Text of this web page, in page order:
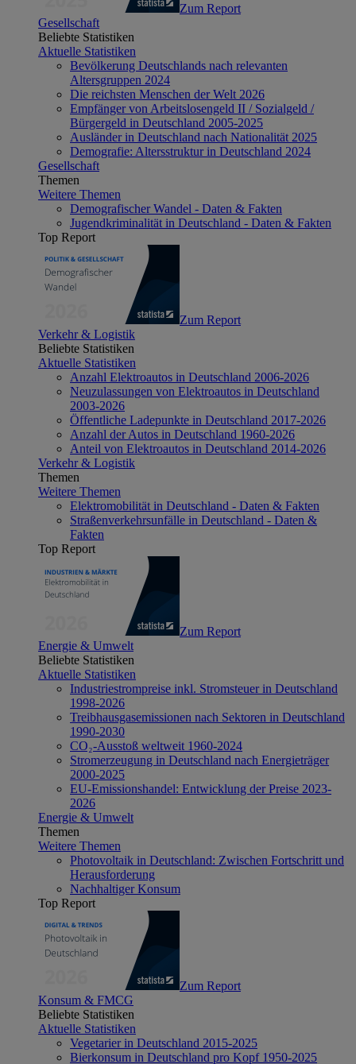
Zum Report
Gesellschaft
Beliebte Statistiken
Aktuelle Statistiken
Bevölkerung Deutschlands nach relevanten
Altersgruppen 2024
Die reichsten Menschen der Welt 2026
Empfänger von Arbeitslosengeld II / Sozialgeld /
Bürgergeld in Deutschland 2005-2025
Ausländer in Deutschland nach Nationalität 2025
Demografie: Altersstruktur in Deutschland 2024
Gesellschaft
Themen
Weitere Themen
Demografischer Wandel - Daten & Fakten
Jugendkriminalität in Deutschland - Daten & Fakten
Top Report
Zum Report
Verkehr & Logistik
Beliebte Statistiken
Aktuelle Statistiken
Anzahl Elektroautos in Deutschland 2006-2026
Neuzulassungen von Elektroautos in Deutschland
2003-2026
Öffentliche Ladepunkte in Deutschland 2017-2026
Anzahl der Autos in Deutschland 1960-2026
Anteil von Elektroautos in Deutschland 2014-2026
Verkehr & Logistik
Themen
Weitere Themen
Elektromobilität in Deutschland - Daten & Fakten
Straßenverkehrsunfälle in Deutschland - Daten &
Fakten
Top Report
Zum Report
Energie & Umwelt
Beliebte Statistiken
Aktuelle Statistiken
Industriestrompreise inkl. Stromsteuer in Deutschland
1998-2026
Treibhausgasemissionen nach Sektoren in Deutschland
1990-2030
CO₂-Ausstoß weltweit 1960-2024
Stromerzeugung in Deutschland nach Energieträger
2000-2025
EU-Emissionshandel: Entwicklung der Preise 2023-
2026
Energie & Umwelt
Themen
Weitere Themen
Photovoltaik in Deutschland: Zwischen Fortschritt und
Herausforderung
Nachhaltiger Konsum
Top Report
Zum Report
Konsum & FMCG
Beliebte Statistiken
Aktuelle Statistiken
Vegetarier in Deutschland 2015-2025
Bierkonsum in Deutschland pro Kopf 1950-2025